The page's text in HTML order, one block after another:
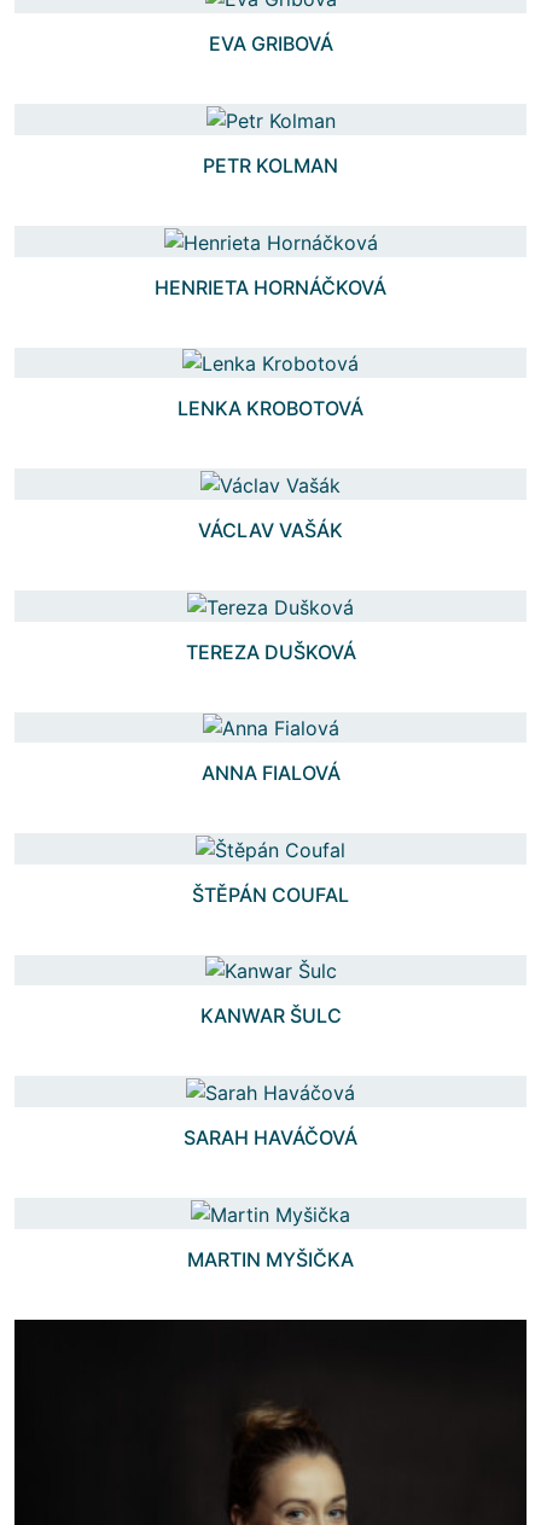
EVA GRIBOVÁ
PETR KOLMAN
HENRIETA HORNÁČKOVÁ
LENKA KROBOTOVÁ
VÁCLAV VAŠÁK
TEREZA DUŠKOVÁ
ANNA FIALOVÁ
ŠTĚPÁN COUFAL
KANWAR ŠULC
SARAH HAVÁČOVÁ
MARTIN MYŠIČKA